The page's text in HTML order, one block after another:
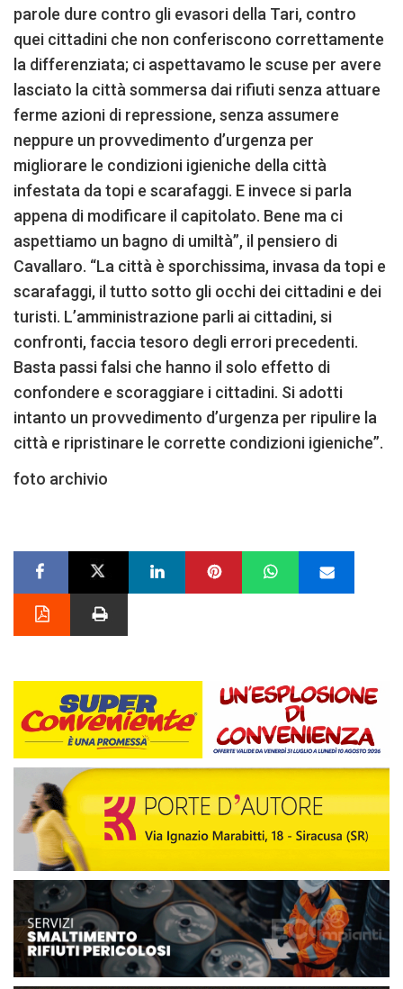
parole dure contro gli evasori della Tari, contro
quei cittadini che non conferiscono correttamente
la differenziata; ci aspettavamo le scuse per avere
lasciato la città sommersa dai rifiuti senza attuare
ferme azioni di repressione, senza assumere
neppure un provvedimento d’urgenza per
migliorare le condizioni igieniche della città
infestata da topi e scarafaggi. E invece si parla
appena di modificare il capitolato. Bene ma ci
aspettiamo un bagno di umiltà”, il pensiero di
Cavallaro. “La città è sporchissima, invasa da topi e
scarafaggi, il tutto sotto gli occhi dei cittadini e dei
turisti. L’amministrazione parli ai cittadini, si
confronti, faccia tesoro degli errori precedenti.
Basta passi falsi che hanno il solo effetto di
confondere e scoraggiare i cittadini. Si adotti
intanto un provvedimento d’urgenza per ripulire la
città e ripristinare le corrette condizioni igieniche”.
foto archivio